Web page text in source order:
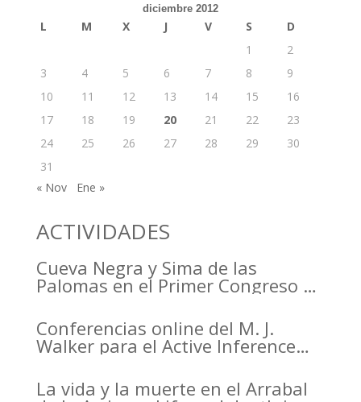
diciembre 2012
L M X J V S
D
1
2
3
4 5 6 7 8
9
10
11 12 13 14 15
16
17
18 19 20 21 22
23
24
25 26 27 28 29
30
31
« Nov
Ene »
ACTIVIDADES
Cueva Negra y Sima de las
Palomas en el Primer Congreso de
Murcia organizado por el CDL
Conferencias online del M. J.
Walker para el Active Inference
La vida y la muerte en el Arrabal